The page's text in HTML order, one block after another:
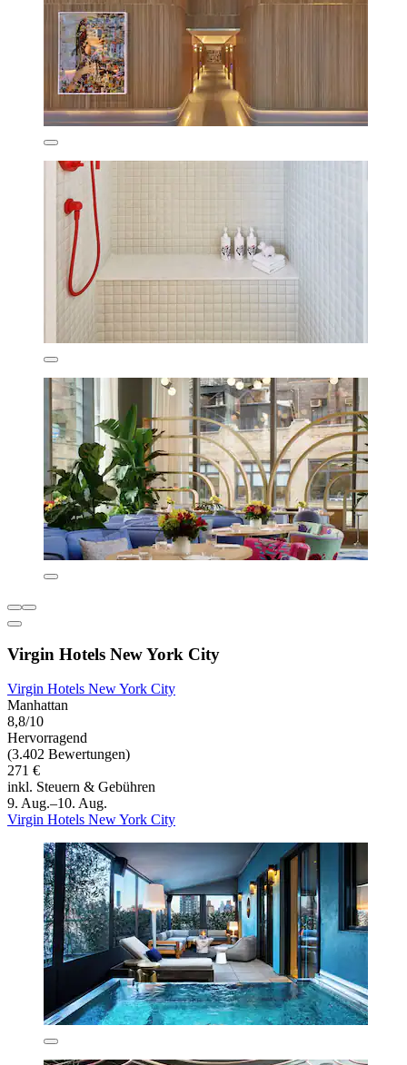
Virgin Hotels New York City
Virgin Hotels New York City
Manhattan
8,8/10
Hervorragend
(3.402 Bewertungen)
271 €
inkl. Steuern & Gebühren
9. Aug.–10. Aug.
Virgin Hotels New York City